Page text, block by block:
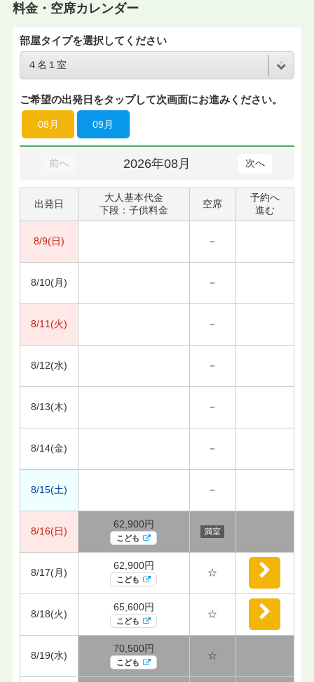
料金・空席カレンダー
部屋タイプを選択してください
ご希望の出発日をタップして次画面にお進みください。
08月 09月
前へ 2026年08月 次へ
出発日
大人基本代金
下段：子供料金
空席
予約へ
進む
8/9(日) －
8/10(月) －
8/11(火) －
8/12(水) －
8/13(木) －
8/14(金) －
8/15(土) －
8/16(日)
62,900円
こども
満室
8/17(月)
62,900円
こども
☆
8/18(火)
65,600円
こども
☆
8/19(水)
70,500円
こども
☆